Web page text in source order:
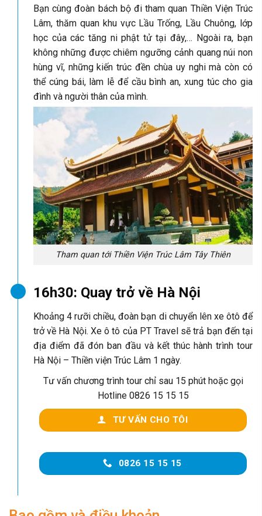
Bạn cùng đoàn bách bộ đi tham quan Thiền Viện Trúc
Lâm, thăm quan khu vực Lầu Trống, Lầu Chuông, lớp
học của các tăng ni phật tử tại đây,… Ngoài ra, bạn
không những được chiêm ngưỡng cảnh quang núi non
hùng vĩ, những kiến trúc đền chùa uy nghi mà còn có
thể cúng bái, làm lễ để cầu bình an, xung túc cho gia
đình và người thân của mình.
Tham quan tới Thiền Viện Trúc Lâm Tây Thiên
16h30: Quay trở về Hà Nội
Khoảng 4 rưỡi chiều, đoàn bạn di chuyển lên xe ôtô để
trở về Hà Nội. Xe ô tô của PT Travel sẽ trả bạn đến tại
địa điểm đã đón ban đầu và kết thúc hành trình tour
Hà Nội – Thiền viện Trúc Lâm 1 ngày.
Tư vấn chương trình tour chỉ sau 15 phút hoặc gọi
Hotline 0826 15 15 15
TƯ VẤN CHO TÔI
0826 15 15 15